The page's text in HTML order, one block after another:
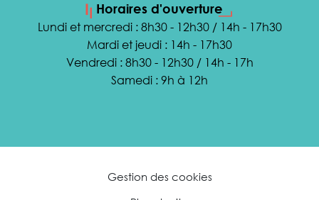
Horaires d'ouverture
Lundi et mercredi : 8h30 - 12h30 / 14h - 17h30
Mardi et jeudi : 14h - 17h30
Vendredi : 8h30 - 12h30 / 14h - 17h
Samedi : 9h à 12h
Gestion des cookies